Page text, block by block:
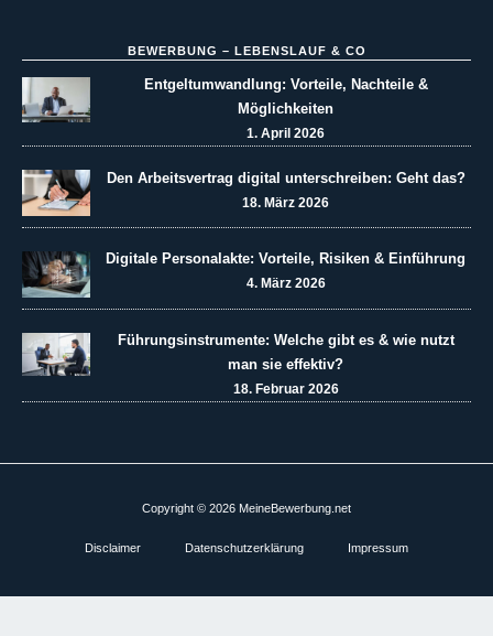
BEWERBUNG – LEBENSLAUF & CO
Entgeltumwandlung: Vorteile, Nachteile &
Möglichkeiten
1. April 2026
Den Arbeitsvertrag digital unterschreiben: Geht das?
18. März 2026
Digitale Personalakte: Vorteile, Risiken & Einführung
4. März 2026
Führungsinstrumente: Welche gibt es & wie nutzt
man sie effektiv?
18. Februar 2026
Copyright © 2026 MeineBewerbung.net
Disclaimer Datenschutzerklärung Impressum